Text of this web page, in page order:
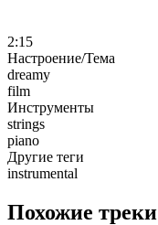
2:15
Настроение/Тема
dreamy
film
Инструменты
strings
piano
Другие теги
instrumental
Похожие треки